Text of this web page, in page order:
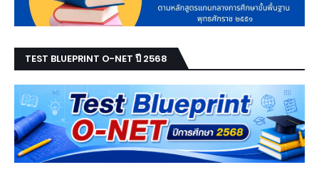
TEST BLUEPRINT O-NET ปี 2568